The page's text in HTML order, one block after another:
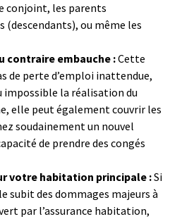
conjoint, les parents
(descendants), ou même les
contraire embauche :Cette
de perte d’emploi inattendue,
impossible la réalisation du
elle peut également couvrir les
soudainement un nouvel
de prendre des congés
votre habitation principale :Si
subit des dommages majeurs à
par l’assurance habitation,